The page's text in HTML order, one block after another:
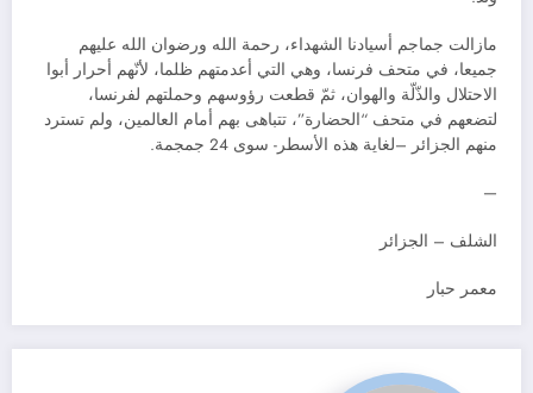
مازالت جماجم أسيادنا الشهداء، رحمة الله ورضوان الله عليهم
جميعا، في متحف فرنسا، وهي التي أعدمتهم ظلما، لأنّهم أحرار أبوا
الاحتلال والذّلّة والهوان، ثمّ قطعت رؤوسهم وحملتهم لفرنسا،
لتضعهم في متحف “الحضارة”، تتباهى بهم أمام العالمين، ولم تسترد
منهم الجزائر –لغاية هذه الأسطر- سوى 24 جمجمة.
—
الشلف – الجزائر
معمر حبار